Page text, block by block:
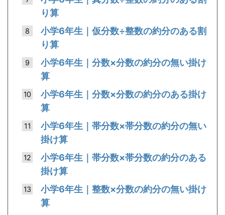
り算
小学6年生｜仮分数÷整数の約分のある割
り算
小学6年生｜分数×分数の約分の無い掛け
算
小学6年生｜分数×分数の約分のある掛け
算
小学6年生｜帯分数×帯分数の約分の無い
掛け算
小学6年生｜帯分数×帯分数の約分のある
掛け算
小学6年生｜整数×分数の約分の無い掛け
算